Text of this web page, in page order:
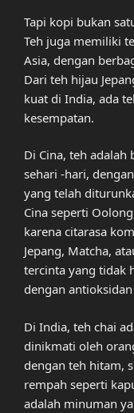
Tapi kopi bukan
Teh juga memiliki
Asia, dengan
Dari teh hijau
kuat di India, ada
kesempatan.
Di Cina, teh
sehari -hari,
yang telah
Cina seperti
karena citarasa
Jepang, Matcha,
tercinta yang tidak
dengan
Di India, teh chai
dinikmati oleh
dengan teh hitam,
rempah seperti
adalah minuman